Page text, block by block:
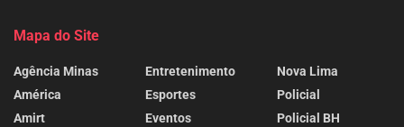
Mapa do Site
Agência Minas
América
Amirt
Entretenimento
Esportes
Eventos
Nova Lima
Policial
Policial BH